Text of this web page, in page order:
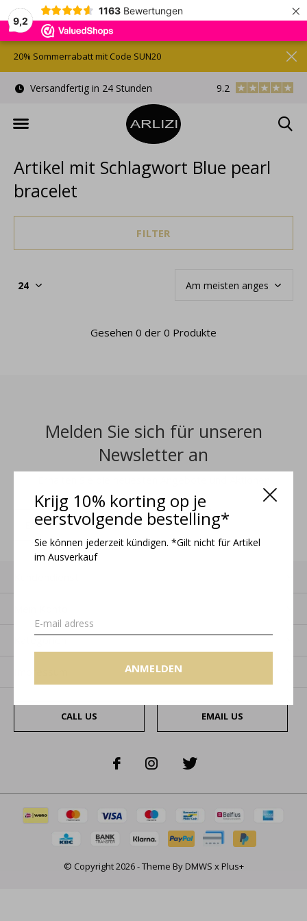
9,2
1163 Bewertungen ×
Krijg 10% korting op je
eerstvolgende bestelling*
Sie können jederzeit kündigen. *Gilt nicht für Artikel
im Ausverkauf
ANMELDEN
Versandfertig in 24 Stunden Kostenlose
9.2
20% Sommerrabatt mit Code SUN20
Artikel mit Schlagwort Blue pearl
bracelet
FILTER
Gesehen 0 der 0 Produkte
Melden Sie sich für unseren
Newsletter an
CALL US EMAIL US
© Copyright2026- Theme ByDMWS xPlus+